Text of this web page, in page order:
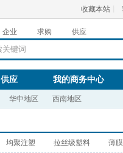
收藏本站
企业 求购 供应
供应 我的商务中心
华中地区 西南地区
均聚注塑 拉丝级塑料 薄